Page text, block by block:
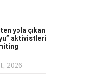
yola çıkan
aktivistleri
2026